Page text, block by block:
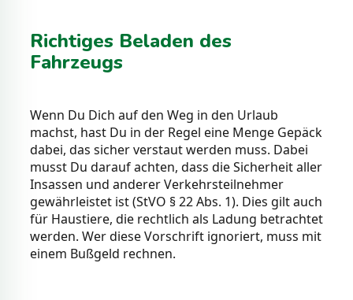
Richtiges Beladen des
Fahrzeugs
Wenn Du Dich auf den Weg in den Urlaub
machst, hast Du in der Regel eine Menge Gepäck
dabei, das sicher verstaut werden muss. Dabei
musst Du darauf achten, dass die Sicherheit aller
Insassen und anderer Verkehrsteilnehmer
gewährleistet ist (StVO § 22 Abs. 1). Dies gilt auch
für Haustiere, die rechtlich als Ladung betrachtet
werden. Wer diese Vorschrift ignoriert, muss mit
einem Bußgeld rechnen.